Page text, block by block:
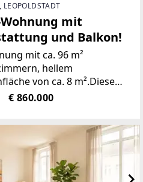
mit
und Balkon!
mit ca. 96 m²
hellem
von ca. 8 m².Diese
Wohnung könnte
werden. Sie befindet
€ 860.000